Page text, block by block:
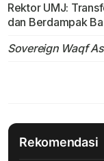
Rektor UMJ:
dan Berdampak
Sovereign Waqf
Rekomendasi